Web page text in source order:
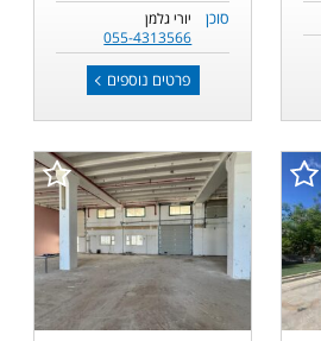
סוכן
יורי גלמן
055-4313566
פרטים נוספים